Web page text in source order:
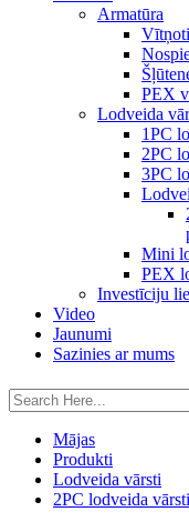
Armatūra
PEX
Lodveida
1PC
2PC
3PC
Mini
PEX
Investīciju
Video
Jaunumi
Sazinies ar mums
Mājas
Produkti
Lodveida vārsti
2PC lodveida vārsti